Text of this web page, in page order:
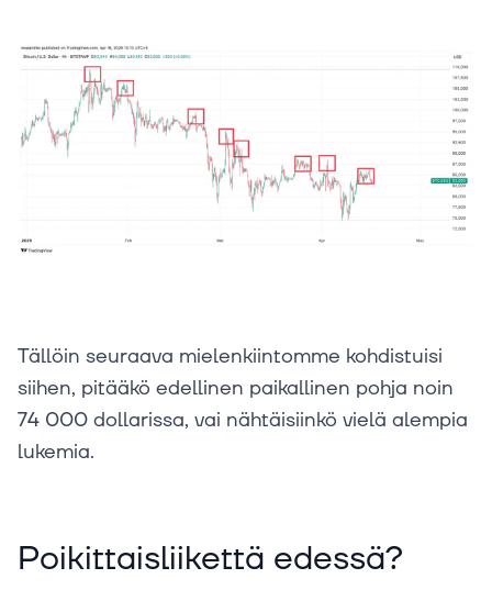
Tällöin seuraava mielenkiintomme kohdistuisi
siihen, pitääkö edellinen paikallinen pohja noin
74 000 dollarissa, vai nähtäisiinkö vielä alempia
lukemia.
Poikittaisliikettä edessä?